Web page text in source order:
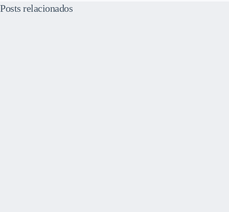
Posts relacionados